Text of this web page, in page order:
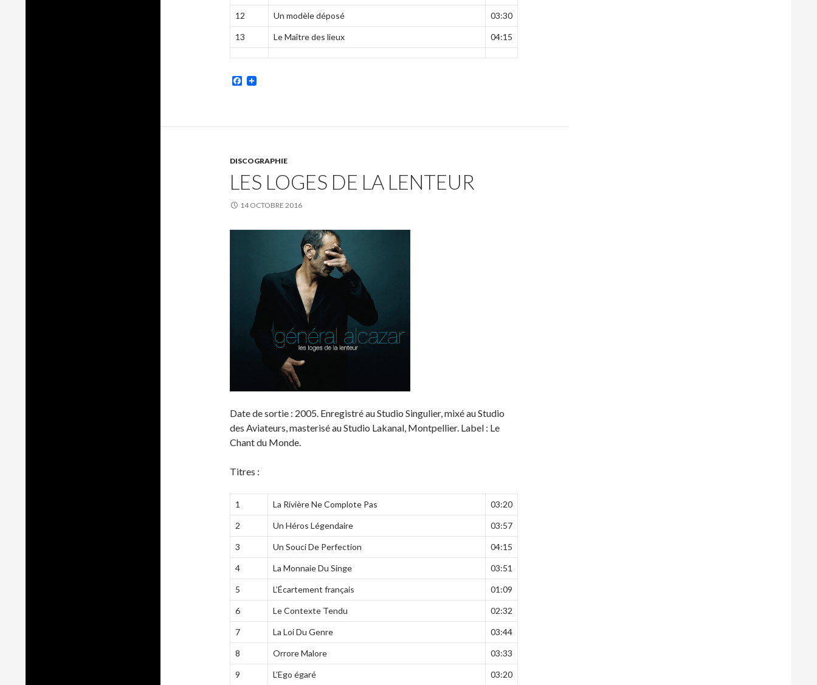
12 Un modèle déposé 03:30
13 Le Maître des lieux 04:15
Facebook
DISCOGRAPHIE
LES LOGES DE LA LENTEUR
14 OCTOBRE 2016
Date de sortie : 2005. Enregistré au Studio Singulier, mixé au Studio
des Aviateurs, masterisé au Studio Lakanal, Montpellier. Label : Le
Chant du Monde.
Titres :
1 La Rivière Ne Complote Pas 03:20
2 Un Héros Légendaire 03:57
3 Un Souci De Perfection 04:15
4 La Monnaie Du Singe 03:51
5 L’Écartement français 01:09
6 Le Contexte Tendu 02:32
7 La Loi Du Genre 03:44
8 Orrore Malore 03:33
9 L’Ego égaré 03:20